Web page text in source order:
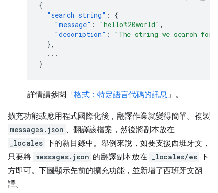
{
"search_string" :
{
"message" : "hello%20world" ,
"description" :
"The string we search for.
},
...
}
詳情請參閱「 格式：特定語言代碼的訊息」。
擴充功能或應用程式國際化後，翻譯作業就變得簡單。複製
messages.json 、翻譯該檔案，然後將副本放在
_locales 下的新目錄中。舉例來說，如要支援西班牙文，
只要將 messages.json 的翻譯副本放在 _locales/es 下
方即可。下圖顯示先前的擴充功能，並新增了西班牙文翻
譯。